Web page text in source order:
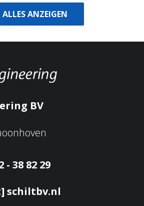
ALLES ANZEIGEN
BV
- 38 82 29
schiltbv.nl